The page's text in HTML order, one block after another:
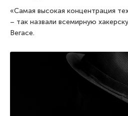
«Самая высокая концентрация
– так назвали всемирную
Вегасе.